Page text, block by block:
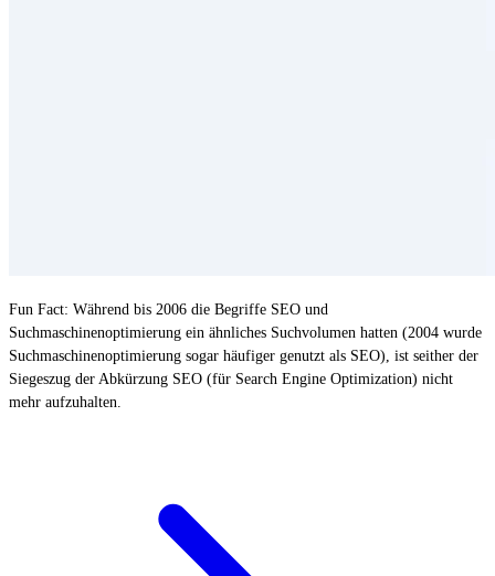
Fun Fact: Während bis 2006 die Begriffe SEO und
Suchmaschinenoptimierung ein ähnliches Suchvolumen hatten (2004 wurde
Suchmaschinenoptimierung sogar häufiger genutzt als SEO), ist seither der
Siegeszug der Abkürzung SEO (für Search Engine Optimization) nicht
mehr aufzuhalten.